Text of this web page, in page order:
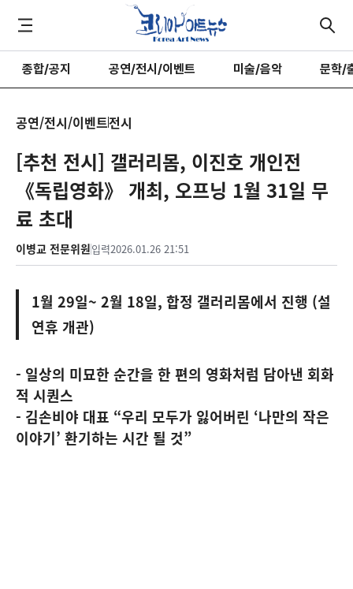
종합/공지 공연/전시/이벤트 미술/음악 문학/
공연/전시/이벤트전시
[추천 전시] 갤러리몸, 이진호 개인전
《독립영화》 개최, 오프닝 1월 31일 무
료 초대
이병교 전문위원입력2026.01.26 21:51
1월 29일~ 2월 18일, 합정 갤러리몸에서 진행 (설
연휴 개관)
- 일상의 미묘한 순간을 한 편의 영화처럼 담아낸 회화
적 시퀀스
- 김손비야 대표 “우리 모두가 잃어버린 ‘나만의 작은
이야기’ 환기하는 시간 될 것”